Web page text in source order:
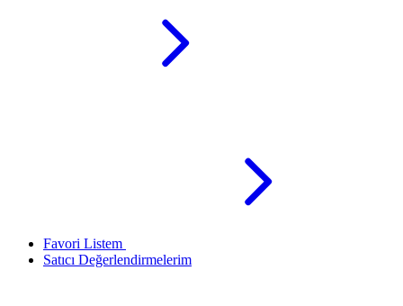
Favori Listem
Satıcı Değerlendirmelerim